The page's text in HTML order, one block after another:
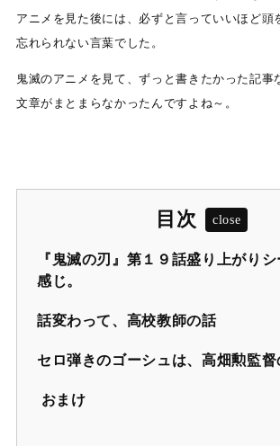
アニメを見た後には、必ずと言っていいほど頭
忘れられない言葉でした。
鬼滅のアニメを見て、ずっと書きたかった記事
文章がまとまらなかったんですよね～。
目次
『鬼滅の刃』第１９話盛り上がり
感じ。
話変わって、高校教師の話
セロ弾きのゴーシュは、高畑勲監督
おまけ